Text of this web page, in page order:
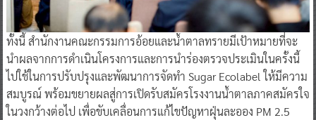
ทั้งนี้ สำนักงานคณะกรรมการอ้อยและน้ำตาลทรายมีเป้าหมายที่จะ
นำผลจากการดำเนินโครงการและการนำร่องตรวจประเมินในครั้งนี้
ไปใช้ในการปรับปรุงและพัฒนาการจัดทำ Sugar Ecolabel ให้มีความ
สมบูรณ์ พร้อมขยายผลสู่การเปิดรับสมัครโรงงานน้ำตาลภาคสมัครใจ
ในวงกว้างต่อไป เพื่อขับเคลื่อนการแก้ไขปัญหาฝุ่นละออง PM 2.5